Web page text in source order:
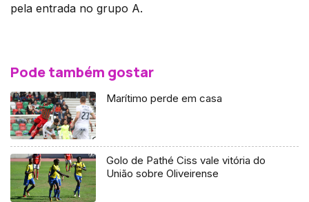
pela entrada no grupo A.
Pode também gostar
Marítimo perde em casa
Golo de Pathé Ciss vale vitória do
União sobre Oliveirense